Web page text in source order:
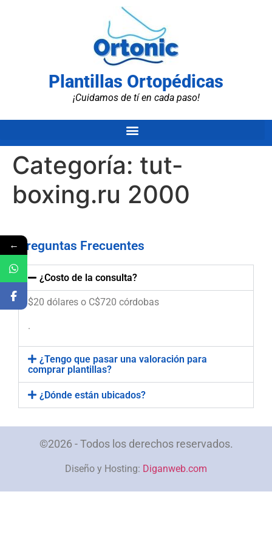
Plantillas Ortopédicas
¡Cuidamos de tí en cada paso!
Categoría: tut-
boxing.ru 2000
Preguntas Frecuentes
¿Costo de la consulta?
$20 dólares o C$720 córdobas
.
¿Tengo que pasar una valoración para
comprar plantillas?
¿Dónde están ubicados?
©2026 - Todos los derechos reservados.
Diseño y Hosting: Diganweb.com
←